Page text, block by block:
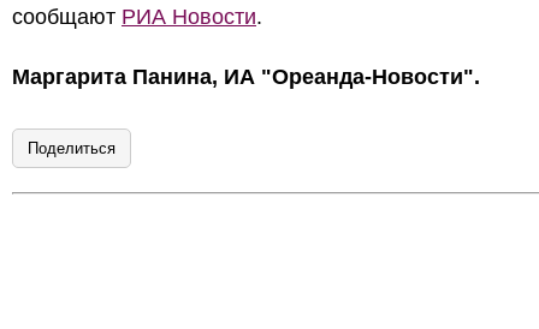
сообщают РИА Новости.
Маргарита Панина, ИА "Ореанда-Новости".
Поделиться